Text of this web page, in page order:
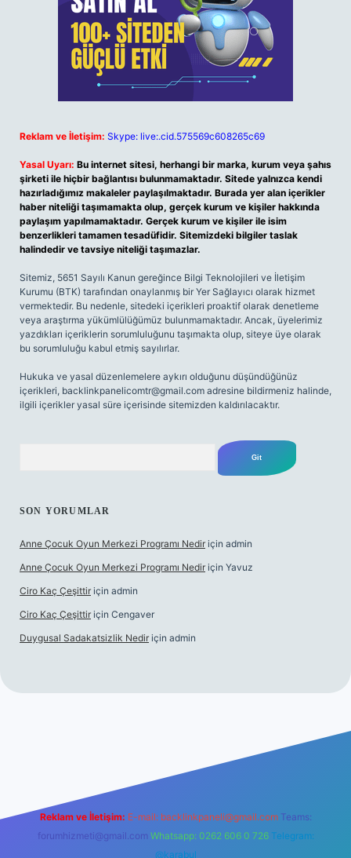
Reklam ve İletişim: Skype: live:.cid.575569c608265c69
Yasal Uyarı: Bu internet sitesi, herhangi bir marka, kurum veya şahıs
şirketi ile hiçbir bağlantısı bulunmamaktadır. Sitede yalnızca kendi
hazırladığımız makaleler paylaşılmaktadır. Burada yer alan içerikler
haber niteliği taşımamakta olup, gerçek kurum ve kişiler hakkında
paylaşım yapılmamaktadır. Gerçek kurum ve kişiler ile isim
benzerlikleri tamamen tesadüfidir. Sitemizdeki bilgiler taslak
halindedir ve tavsiye niteliği taşımazlar.
Sitemiz, 5651 Sayılı Kanun gereğince Bilgi Teknolojileri ve İletişim
Kurumu (BTK) tarafından onaylanmış bir Yer Sağlayıcı olarak hizmet
vermektedir. Bu nedenle, sitedeki içerikleri proaktif olarak denetleme
veya araştırma yükümlülüğümüz bulunmamaktadır. Ancak, üyelerimiz
yazdıkları içeriklerin sorumluluğunu taşımakta olup, siteye üye olarak
bu sorumluluğu kabul etmiş sayılırlar.
Hukuka ve yasal düzenlemelere aykırı olduğunu düşündüğünüz
içerikleri, backlinkpanelicomtr@gmail.com adresine bildirmeniz halinde,
ilgili içerikler yasal süre içerisinde sitemizden kaldırılacaktır.
SON YORUMLAR
Anne Çocuk Oyun Merkezi Programı Nedir için admin
Anne Çocuk Oyun Merkezi Programı Nedir için Yavuz
Ciro Kaç Çeşittir için admin
Ciro Kaç Çeşittir için Cengaver
Duygusal Sadakatsizlik Nedir için admin
elexbetgiris.org
Reklam ve İletişim: E-mail: backlinkpaneli@gmail.com Teams:
forumhizmeti@gmail.com Whatsapp: 0262 606 0 726 Telegram:
@karabul